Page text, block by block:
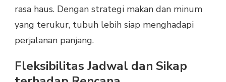
rasa haus. Dengan strategi makan dan minum
yang terukur, tubuh lebih siap menghadapi
perjalanan panjang.
Fleksibilitas Jadwal dan Sikap